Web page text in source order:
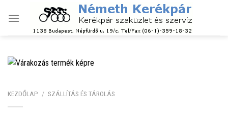
KEZDŐLAP / SZÁLLÍTÁS ÉS TÁROLÁS